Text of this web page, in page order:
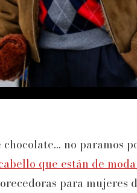
no paramos
que están de
para mujeres